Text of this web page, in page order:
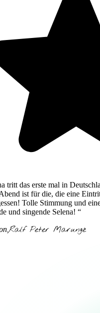
tritt das erste mal in
ist für die, die eine
Tolle Stimmung und
und singende Selena! “
Ralf Peter Marungé